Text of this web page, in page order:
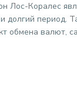
Лос-Коралес
долгий период.
обмена валют,